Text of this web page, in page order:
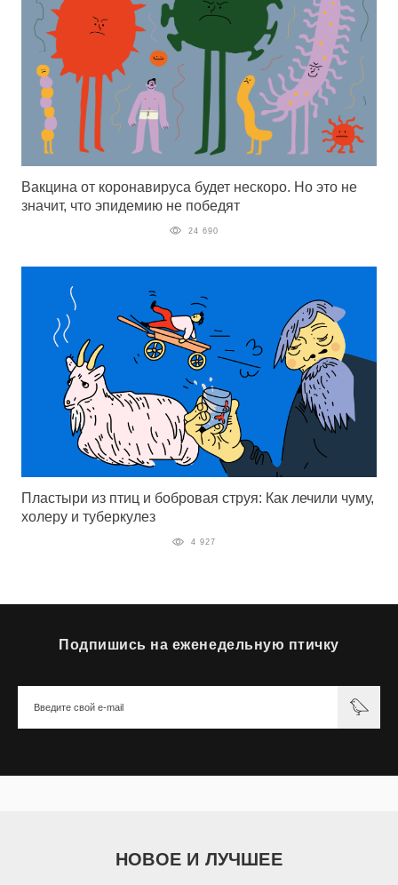
Вакцина от коронавируса будет нескоро. Но это не
значит, что эпидемию не победят
24 690
Пластыри из птиц и бобровая струя: Как лечили чуму,
холеру и туберкулез
4 927
Подпишись на еженедельную птичку
НОВОЕ И ЛУЧШЕЕ